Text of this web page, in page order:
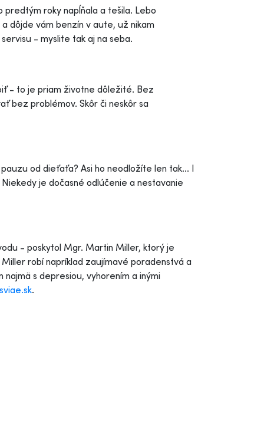
roky napĺňala a tešila. Lebo
dôjde vám benzín v aute, už nikam
- myslite tak aj na seba.
- to je priam životne dôležité. Bez
bez problémov. Skôr či neskôr sa
od dieťaťa? Asi ho neodložíte len tak... I
je dočasné odlúčenie a nestavanie
- poskytol Mgr. Martin Miller, ktorý je
robí napríklad zaujímavé poradenstvá a
s depresiou, vyhorením a inými
.